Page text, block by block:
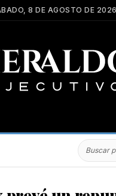
8 DE AGOSTO DE 2026